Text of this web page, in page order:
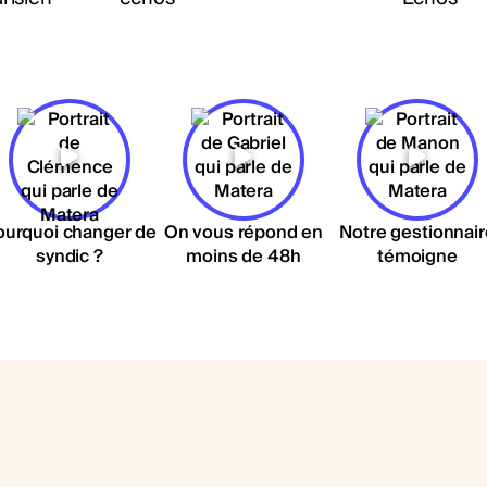
changer de
syndic ?
On vous répond en
moins de 48h
Notre
témoigne